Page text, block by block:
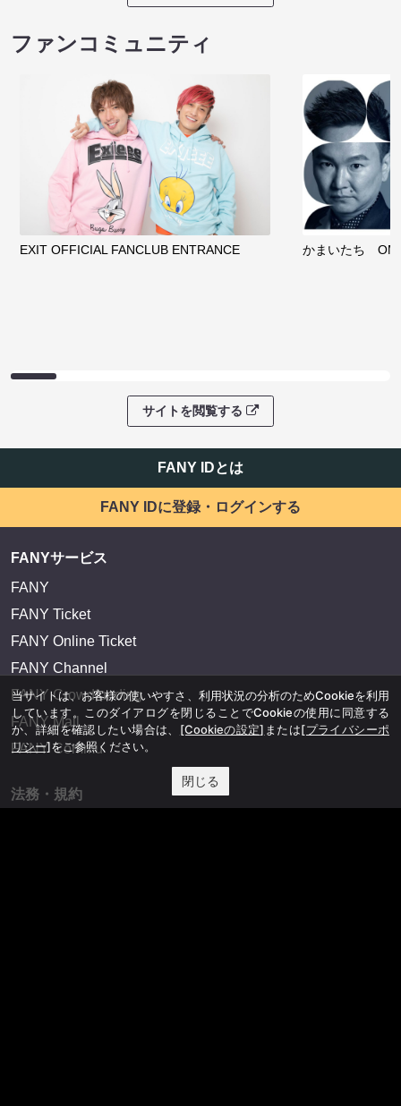
ファンコミュニティ
EXIT OFFICIAL FANCLUB ENTRANCE かまいたち
サイトを閲覧する
FANY IDとは
FANY IDに登録・ログインする
FANYサービス
FANY
FANY Ticket
FANY Online Ticket
FANY Channel
FANY Crowdfunding
FANY Mall
FANY Commu
法務・規約
当サイトは、お客様の使いやすさ、利用状況の分析のためCookieを利用
しています。このダイアログを閉じることでCookieの使用に同意する
か、詳細を確認したい場合は、 [Cookieの設定] または[プライバシーポ
リシー]をご参照ください。
閉じる